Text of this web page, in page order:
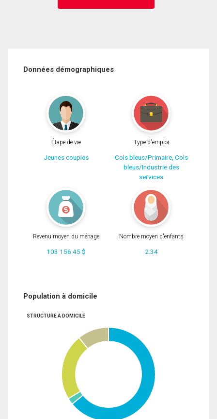
Données démographiques
Étape de vie
Jeunes couples
Type d'emploi
Cols bleus/Primaire, Cols
bleus/Industrie des
services
Revenu moyen du ménage
103 156.45 $
Nombre moyen d'enfants
2.34
Population à domicile
STRUCTURE À DOMICILE